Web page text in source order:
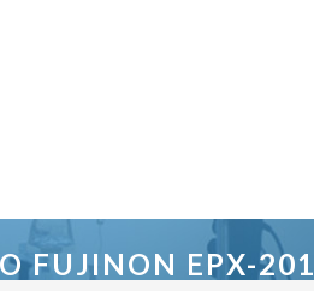
FUJINON EPX-201